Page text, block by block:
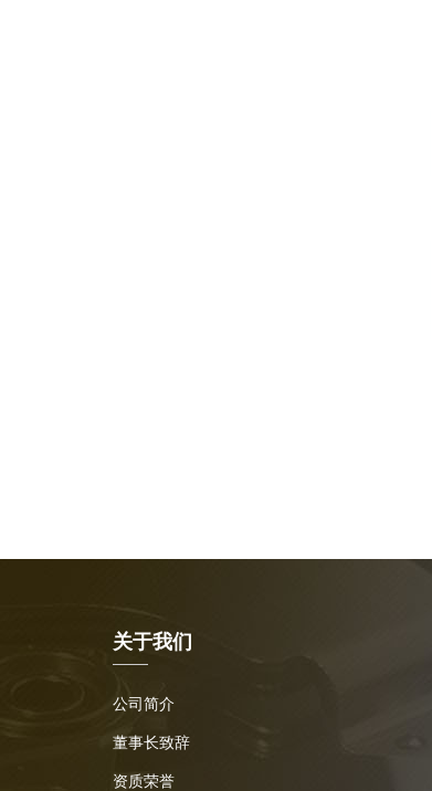
关于我们
公司简介
董事长致辞
资质荣誉